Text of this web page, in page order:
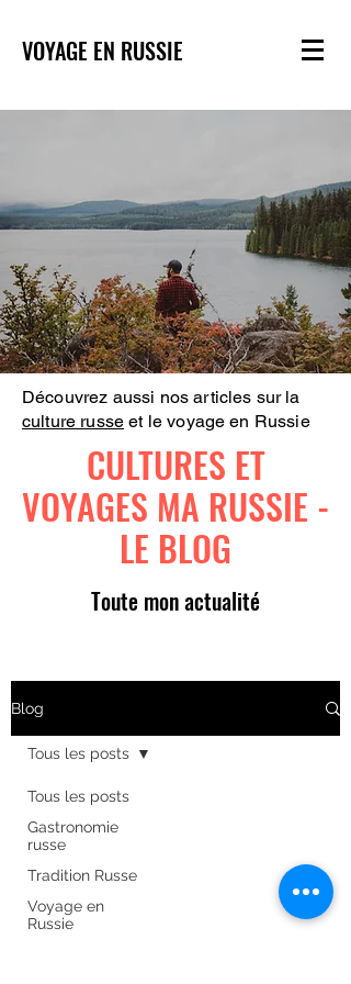
VOYAGE EN RUSSIE
Découvrez aussi nos articles sur la
culture russe et le voyage en Russie
CULTURES ET
VOYAGES MA RUSSIE -
LE BLOG
Toute mon actualité
Blog
Tous les posts
Gastronomie
russe
Tradition Russe
Voyage en
Russie
Tous les posts